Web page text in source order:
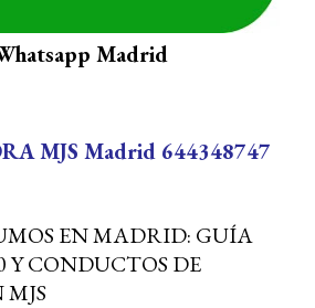
Madrid
MJS Madrid 644348747
EN MADRID: GUÍA
Y CONDUCTOS DE